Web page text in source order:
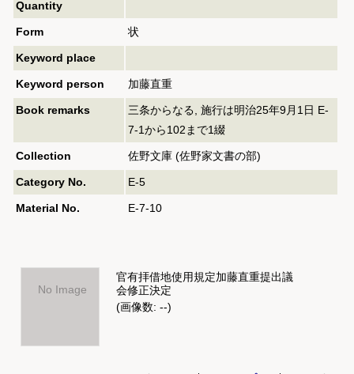
Quantity
Form 状
Keyword place
Keyword person 加藤直重
Book remarks
三条からなる, 施行は明治25年9月1日 E-
7-1から102まで1綴
Collection 佐野文庫 (佐野家文書の部)
Category No. E-5
Material No. E-7-10
No Image
官有拝借地使用規定加藤直重提出議
会修正決定
(画像数: --)